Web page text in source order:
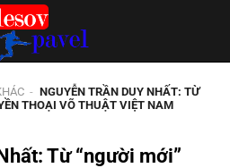
- NGUYỄN TRẦN DUY NHẤT: TỪ
THOẠI VÕ THUẬT VIỆT NAM
Từ “người mới”